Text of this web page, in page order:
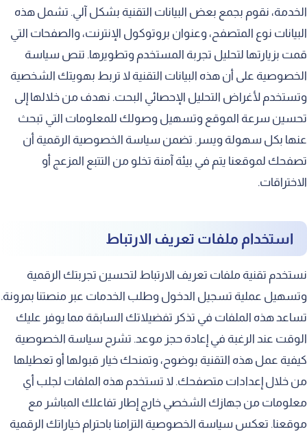
الخدمة، نقوم بجمع بعض البيانات التقنية بشكل آلي. تشمل هذه
البيانات نوع المتصفح، وعنوان بروتوكول الإنترنت، والصفحات التي
قمت بزيارتها لتحليل تجربة المستخدم وتطويرها. تنص سياسة
الخصوصية على أن هذه البيانات التقنية لا تربط بهويتك الشخصية
وتستخدم لأغراض التحليل الإحصائي البحت. نهدف من خلالها إلى
تحسين سرعة الموقع وتسهيل وصولك للمعلومات التي تبحث
عنها بكل سهولة ويسر. تضمن سياسة الخصوصية الرقمية أن
تصفحك لموقعنا يتم في بيئة آمنة تخلو من التتبع المزعج أو
الاختراقات.
استخدام ملفات تعريف الارتباط
نستخدم تقنية ملفات تعريف الارتباط لتحسين تجربتك الرقمية
وتسهيل عملية تسجيل الدخول وطلب الخدمات عبر منصتنا بمرونة.
تساعد هذه الملفات في تذكر تفضيلاتك السابقة مما يوفر عليك
الوقت عند الرغبة في إعادة حجز موعد. تشرح سياسة الخصوصية
كيفية عمل هذه التقنية بوضوح، وتمنحك خيار قبولها أو تعطيلها
من خلال إعدادات متصفحك. لا تستخدم هذه الملفات لجلب أي
معلومات من جهازك الشخصي خارج إطار تفاعلك المباشر مع
موقعنا. تعكس سياسة الخصوصية التزامنا باحترام خياراتك الرقمية